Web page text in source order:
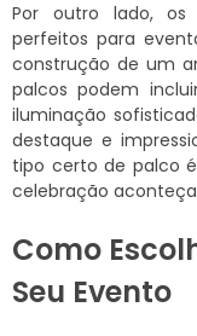
Por outro lado, os
perfeitos para
construção de um
palcos podem
iluminação
destaque e
tipo certo de palco
celebração
Como
Seu Evento